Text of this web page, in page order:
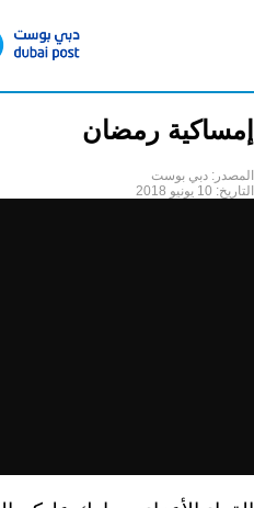
إمساكية رمضان
المصدر: دبي بوست
التاريخ: 10 يونيو 2018